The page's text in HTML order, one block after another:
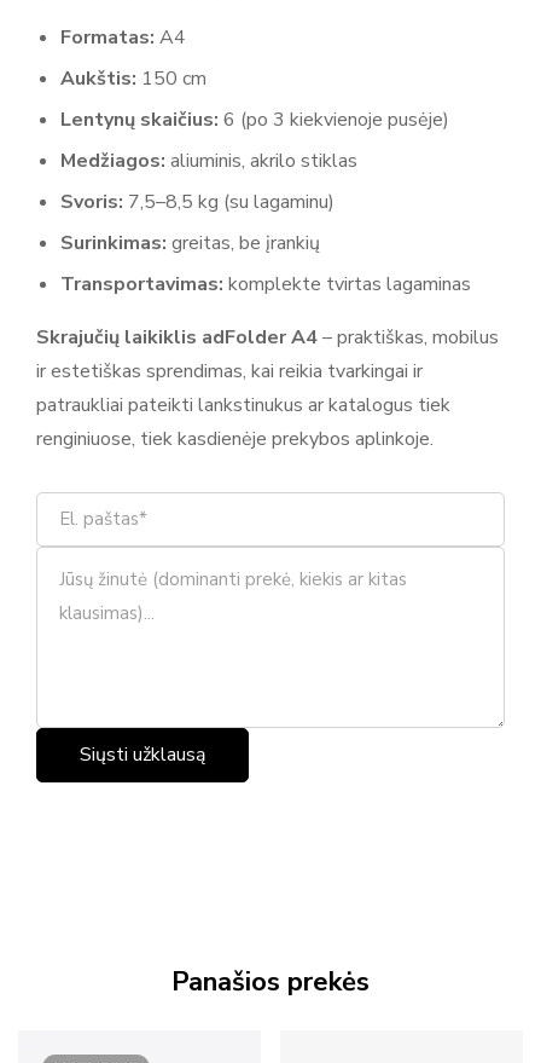
Formatas: A4
Aukštis: 150 cm
Lentynų skaičius: 6 (po 3 kiekvienoje pusėje)
Medžiagos: aliuminis, akrilo stiklas
Svoris: 7,5–8,5 kg (su lagaminu)
Surinkimas: greitas, be įrankių
Transportavimas: komplekte tvirtas lagaminas
Skrajučių laikiklis adFolder A4– praktiškas, mobilus
ir estetiškas sprendimas, kai reikia tvarkingai ir
patraukliai pateikti lankstinukus ar katalogus tiek
renginiuose, tiek kasdienėje prekybos aplinkoje.
Panašios prekės